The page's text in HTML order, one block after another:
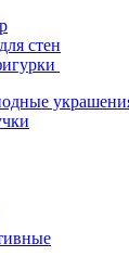
стен